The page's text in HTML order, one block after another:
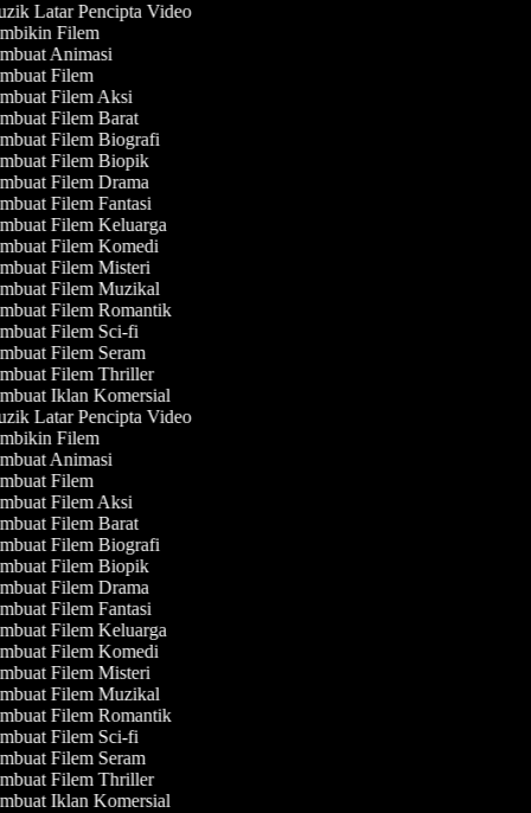
Latar Pencipta Video
Filem
Animasi
Filem
Filem Aksi
Filem Barat
Filem Biografi
Filem Biopik
Filem Drama
Filem Fantasi
Filem Keluarga
Filem Komedi
Filem Misteri
Filem Muzikal
Filem Romantik
Filem Sci-fi
Filem Seram
Filem Thriller
Iklan Komersial
Latar Pencipta Video
Filem
Animasi
Filem
Filem Aksi
Filem Barat
Filem Biografi
Filem Biopik
Filem Drama
Filem Fantasi
Filem Keluarga
Filem Komedi
Filem Misteri
Filem Muzikal
Filem Romantik
Filem Sci-fi
Filem Seram
Filem Thriller
Iklan Komersial